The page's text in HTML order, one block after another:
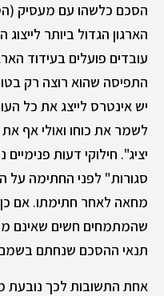
הסכם כלשהו עם מעסיק
הארגון הגדול ביותר
עובדים פועלים בעידוד
התפיסה שהוא רוצה רק
יש אינטרס לייצג את כל
לשמר את כוחו ואולי אף את
יציג". חילוקי דעות
סגורות" לפני החתימה על
מחאה לאחר חתימתו. אם
שהמתמחים חשים שאינם
תנאי ההסכם שנחתם
אחת התשובות לכך